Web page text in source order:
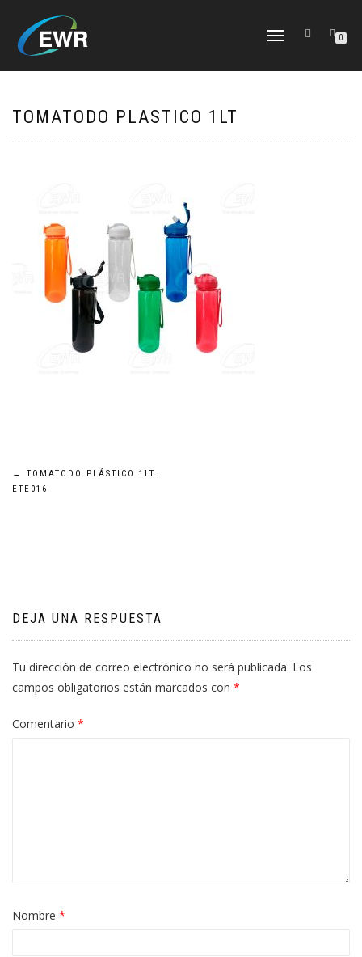
CAMBIAR
0
TOMATODO PLASTICO 1LT
Navegación
←
TOMATODO PLÁSTICO 1LT.
ETE016
DEJA UNA RESPUESTA
Tu dirección de correo electrónico no será publicada. Los
campos obligatorios están marcados con *
Comentario *
Nombre *